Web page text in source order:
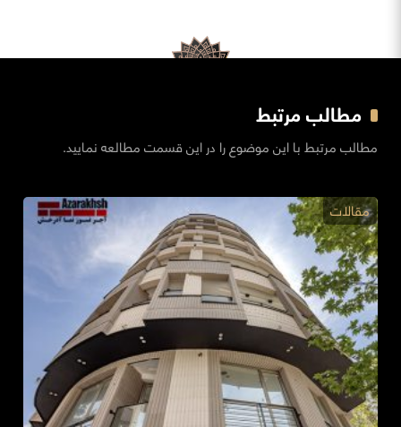
مطالب مرتبط
مطالب مرتبط با این موضوع را در این قسمت مطالعه نمایید.
مقالات